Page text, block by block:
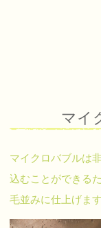
マイ
マイクロバブルは
込むことができる
毛並みに仕上げます